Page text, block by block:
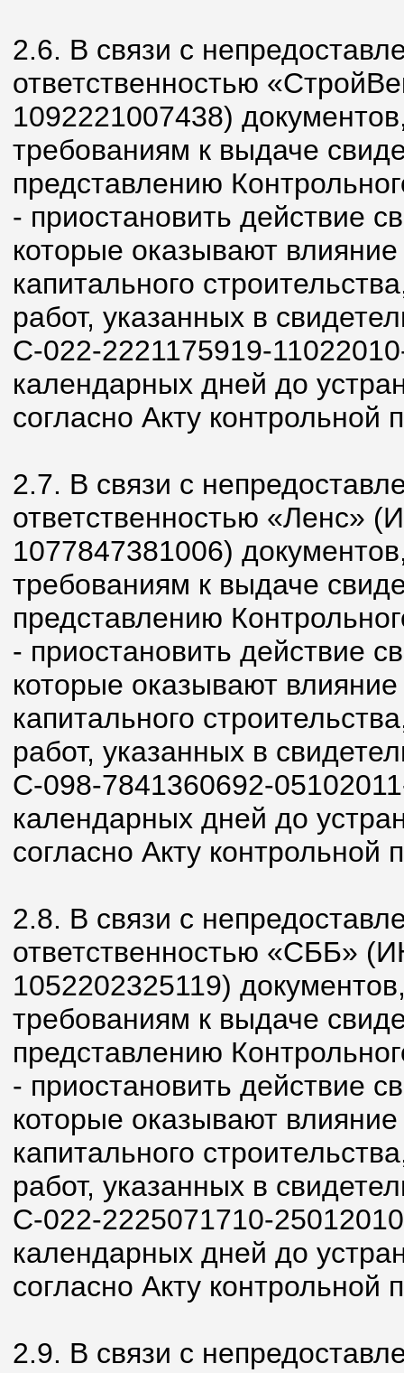
2.6. В связи с
ответственностью
1092221007438)
требованиям к выдаче
представлению
- приостановить действие
которые оказывают
капитального
работ, указанных в
С-022-2221175919-
календарных дней до
согласно Акту контрольной
2.7. В связи с
ответственностью «Ленс»
1077847381006)
требованиям к выдаче
представлению
- приостановить действие
которые оказывают
капитального
работ, указанных в
С-098-7841360692-
календарных дней до
согласно Акту контрольной
2.8. В связи с
ответственностью «СББ»
1052202325119)
требованиям к выдаче
представлению
- приостановить действие
которые оказывают
капитального
работ, указанных в
С-022-2225071710-
календарных дней до
согласно Акту контрольной
2.9. В связи с